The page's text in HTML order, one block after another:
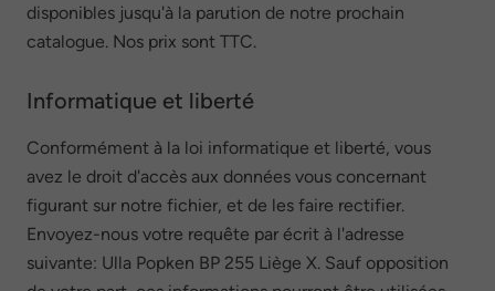
disponibles jusqu'à la parution de notre prochain
catalogue. Nos prix sont TTC.
Informatique et liberté
Conformément à la loi informatique et liberté, vous
avez le droit d'accès aux données vous concernant
figurant sur notre fichier, et de les faire rectifier.
Envoyez-nous votre requête par écrit à l'adresse
suivante: Ulla Popken BP 255 Liège X. Sauf opposition